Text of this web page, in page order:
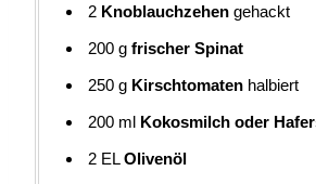
2 Knoblauchzehen gehackt
200 g frischer Spinat
250 g Kirschtomaten halbiert
200 ml Kokosmilch oder
2 EL Olivenöl